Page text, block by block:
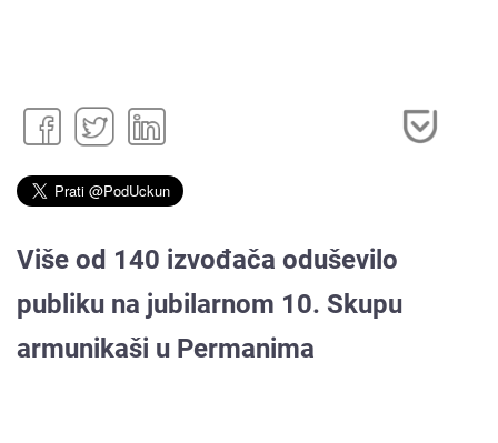
Više od 140 izvođača oduševilo
publiku na jubilarnom 10. Skupu
armunikaši u Permanima